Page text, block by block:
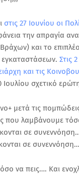
στις 27 Ιουνίου οι
την απραγία
και το
Στις
και τις
Ιουλίου σχετικό
μετά τις
που λαμβάνουμε
σε
σε
να πεις…. Και